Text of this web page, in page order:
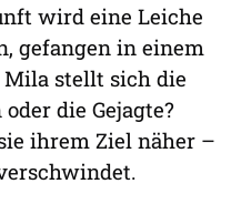
wird eine Leiche
gefangen in einem
Mila stellt sich die
die Gejagte?
ihrem Ziel näher –